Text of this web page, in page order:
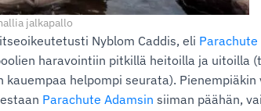
jalkapallo
Nyblom Caddis, eli Parachute
haravointiin pitkillä heitoilla ja uitoilla
kauempaa helpompi seurata).
Parachute Adamsin siiman päähän,